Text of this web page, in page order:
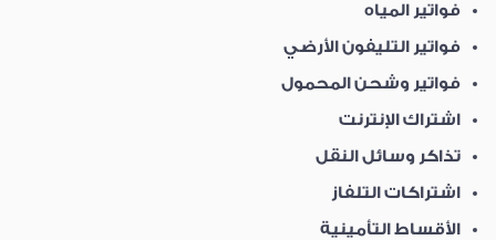
فواتير المياه
فواتير التليفون الأرضي
فواتير وشحن المحمول
اشتراك الإنترنت
تذاكر وسائل النقل
اشتراكات التلفاز
الأقساط التأمينية